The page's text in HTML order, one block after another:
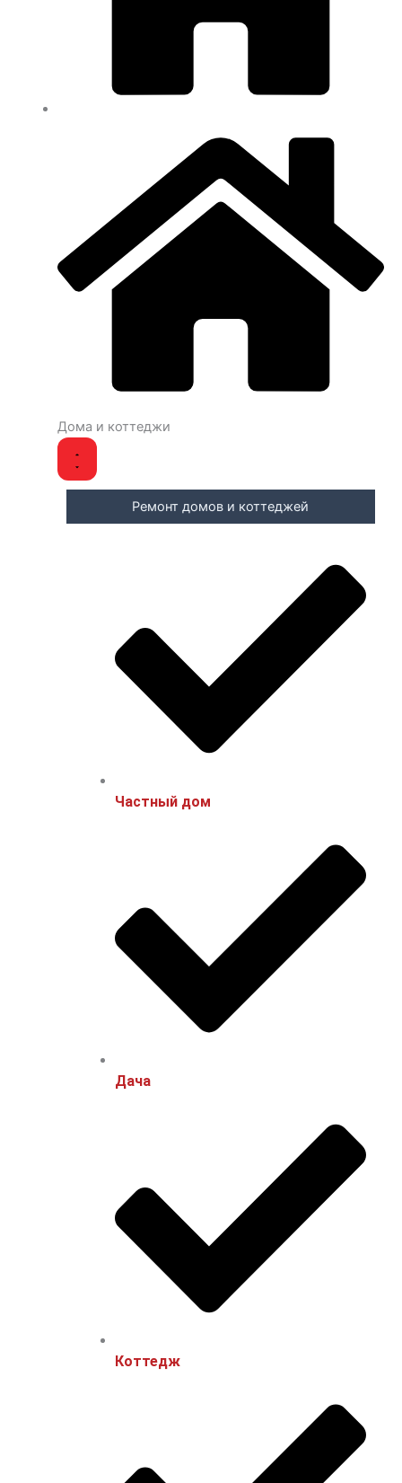
Дома и коттеджи
Ремонт домов и коттеджей
Частный дом
Дача
Коттедж